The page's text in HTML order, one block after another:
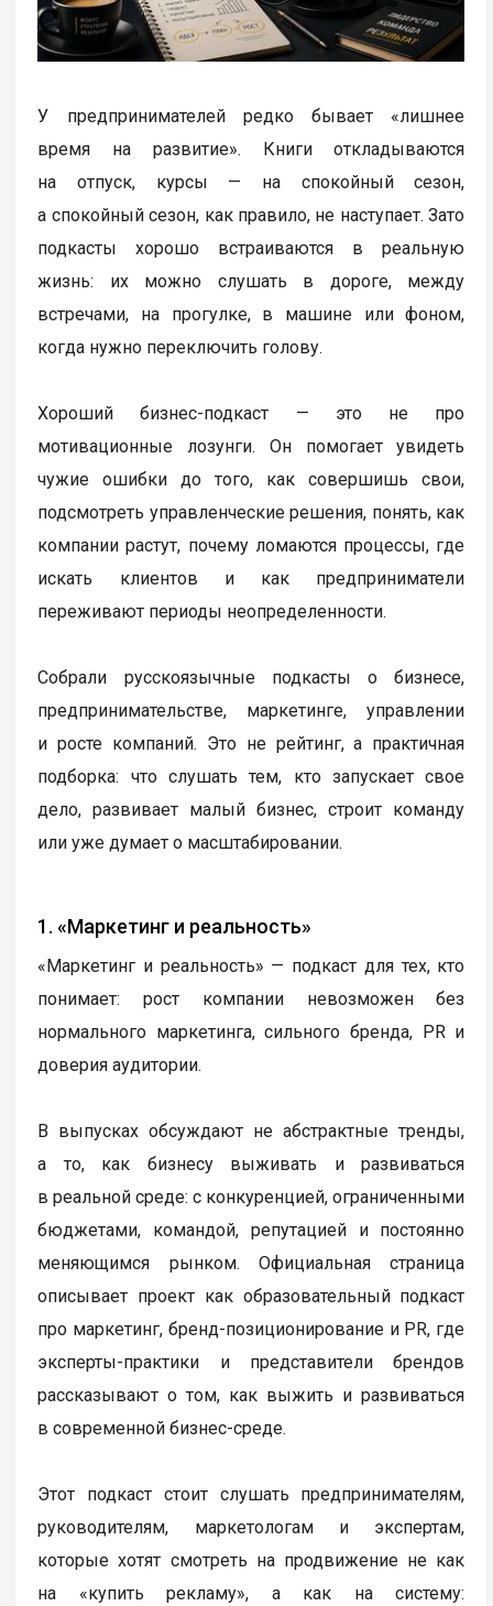
У предпринимателей редко бывает «лишнее
время на развитие». Книги откладываются
на отпуск, курсы — на спокойный сезон,
а спокойный сезон, как правило, не наступает. Зато
подкасты хорошо встраиваются в реальную
жизнь: их можно слушать в дороге, между
встречами, на прогулке, в машине или фоном,
когда нужно переключить голову.
Хороший бизнес-подкаст — это не про
мотивационные лозунги. Он помогает увидеть
чужие ошибки до того, как совершишь свои,
подсмотреть управленческие решения, понять, как
компании растут, почему ломаются процессы, где
искать клиентов и как предприниматели
переживают периоды неопределенности.
Собрали русскоязычные подкасты о бизнесе,
предпринимательстве, маркетинге, управлении
и росте компаний. Это не рейтинг, а практичная
подборка: что слушать тем, кто запускает свое
дело, развивает малый бизнес, строит команду
или уже думает о масштабировании.
1. «Маркетинг и реальность»
«Маркетинг и реальность» — подкаст для тех, кто
понимает: рост компании невозможен без
нормального маркетинга, сильного бренда, PR и
доверия аудитории.
В выпусках обсуждают не абстрактные тренды,
а то, как бизнесу выживать и развиваться
в реальной среде: с конкуренцией, ограниченными
бюджетами, командой, репутацией и постоянно
меняющимся рынком. Официальная страница
описывает проект как образовательный подкаст
про маркетинг, бренд-позиционирование и PR, где
эксперты-практики и представители брендов
рассказывают о том, как выжить и развиваться
в современной бизнес-среде.
Этот подкаст стоит слушать предпринимателям,
руководителям, маркетологам и экспертам,
которые хотят смотреть на продвижение не как
на «купить рекламу», а как на систему: